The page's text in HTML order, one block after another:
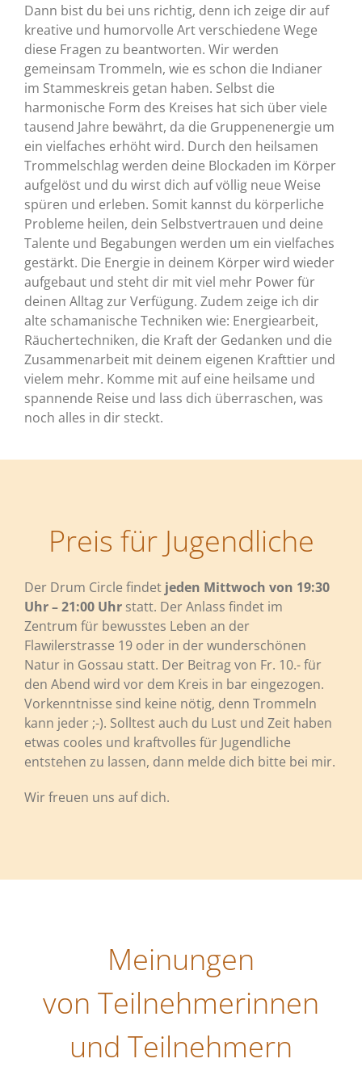
Dann bist du bei uns richtig, denn ich zeige dir auf
kreative und humorvolle Art verschiedene Wege
diese Fragen zu beantworten. Wir werden
gemeinsam Trommeln, wie es schon die Indianer
im Stammeskreis getan haben. Selbst die
harmonische Form des Kreises hat sich über viele
tausend Jahre bewährt, da die Gruppenenergie um
ein vielfaches erhöht wird. Durch den heilsamen
Trommelschlag werden deine Blockaden im Körper
aufgelöst und du wirst dich auf völlig neue Weise
spüren und erleben. Somit kannst du körperliche
Probleme heilen, dein Selbstvertrauen und deine
Talente und Begabungen werden um ein vielfaches
gestärkt. Die Energie in deinem Körper wird wieder
aufgebaut und steht dir mit viel mehr Power für
deinen Alltag zur Verfügung. Zudem zeige ich dir
alte schamanische Techniken wie: Energiearbeit,
Räuchertechniken, die Kraft der Gedanken und die
Zusammenarbeit mit deinem eigenen Krafttier und
vielem mehr. Komme mit auf eine heilsame und
spannende Reise und lass dich überraschen, was
noch alles in dir steckt.
Preis für Jugendliche
Der Drum Circle findet jeden Mittwoch von 19:30
Uhr – 21:00 Uhr statt. Der Anlass findet im
Zentrum für bewusstes Leben an der
Flawilerstrasse 19 oder in der wunderschönen
Natur in Gossau statt. Der Beitrag von Fr. 10.- für
den Abend wird vor dem Kreis in bar eingezogen.
Vorkenntnisse sind keine nötig, denn Trommeln
kann jeder ;-). Solltest auch du Lust und Zeit haben
etwas cooles und kraftvolles für Jugendliche
entstehen zu lassen, dann melde dich bitte bei mir.
Wir freuen uns auf dich.
Meinungen
von Teilnehmerinnen
und Teilnehmern